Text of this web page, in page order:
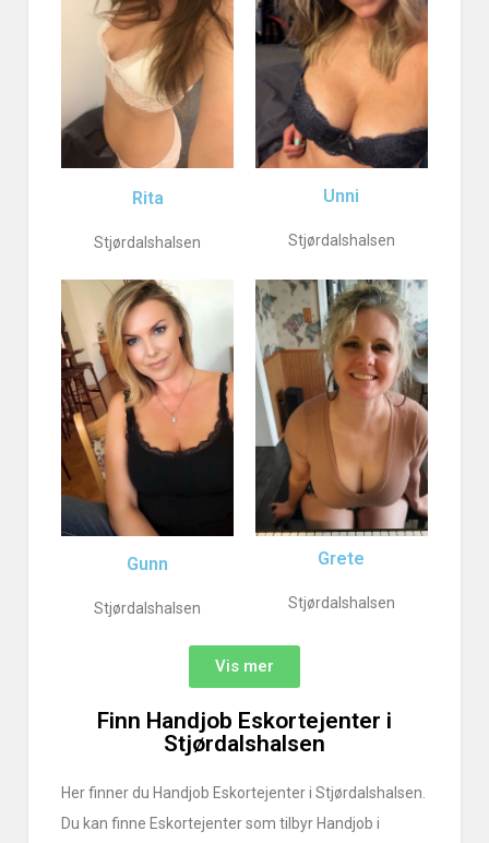
Rita
Stjørdalshalsen
Unni
Stjørdalshalsen
Gunn
Stjørdalshalsen
Grete
Stjørdalshalsen
Vis mer
Finn Handjob Eskortejenter i
Stjørdalshalsen
Her finner du Handjob Eskortejenter i Stjørdalshalsen.
Du kan finne Eskortejenter som tilbyr Handjob i